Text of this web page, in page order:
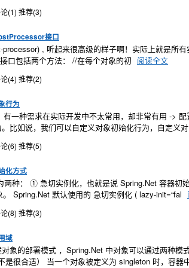
(1) 推荐(3)
接口
, 听起来很高级的样子啊！实际上就是所
口包括两个方法： //在每个对象的初 阅读全文
(4) 推荐(2)
行为
有一种需求在实际开发中不太常用，却非常有用 ->
比如说，我们可以自定义对象初始化行为，自定义
(6) 推荐(5)
化方式
两种： ① 急切实例化，也就是说 Spring.Net 容器
Spring.Net 默认使用的 急切实例化 ( lazy-init=“fal
(8) 推荐(3)
域
象的部署模式 ，Spring.Net 中对象可以通过两种
很合适） 当一个对象被定义为 singleton 时，容器